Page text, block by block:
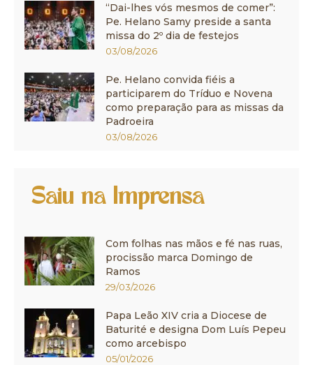
“Dai-lhes vós mesmos de comer”:
Pe. Helano Samy preside a santa
missa do 2º dia de festejos
03/08/2026
Pe. Helano convida fiéis a
participarem do Tríduo e Novena
como preparação para as missas da
Padroeira
03/08/2026
Saiu na Imprensa
Com folhas nas mãos e fé nas ruas,
procissão marca Domingo de
Ramos
29/03/2026
Papa Leão XIV cria a Diocese de
Baturité e designa Dom Luís Pepeu
como arcebispo
05/01/2026